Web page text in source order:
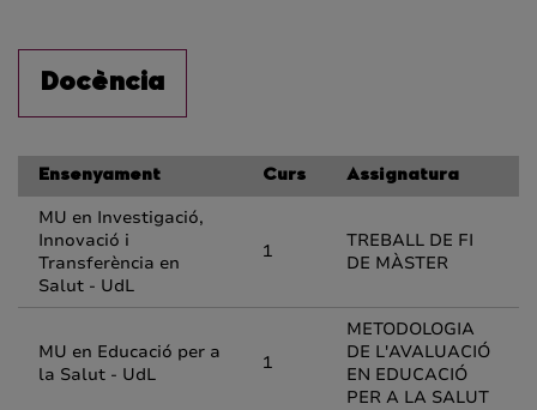
Docència
Ensenyament Curs Assignatura
MU en Investigació,
Innovació i
Transferència en
Salut - UdL
1
TREBALL DE FI
DE MÀSTER
MU en Educació per a
la Salut - UdL
1
METODOLOGIA
DE L'AVALUACIÓ
EN EDUCACIÓ
PER A LA SALUT